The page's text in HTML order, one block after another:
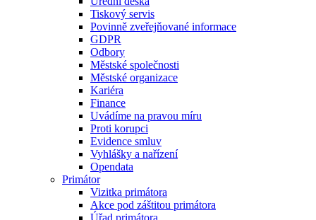
Tiskový servis
Povinně zveřejňované informace
GDPR
Odbory
Městské společnosti
Městské organizace
Kariéra
Finance
Uvádíme na pravou míru
Proti korupci
Evidence smluv
Vyhlášky a nařízení
Opendata
Primátor
Vizitka primátora
Akce pod záštitou primátora
Úřad primátora